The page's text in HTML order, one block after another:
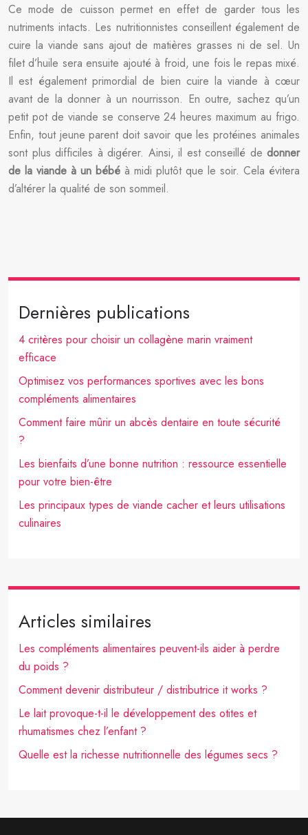
Ce mode de cuisson permet en effet de garder tous les
nutriments intacts. Les nutritionnistes conseillent également de
cuire la viande sans ajout de matières grasses ni de sel. Un
filet d’huile sera ensuite ajouté à froid, une fois le repas mixé.
Il est également primordial de bien cuire la viande à cœur
avant de la donner à un nourrisson. En outre, sachez qu’un
petit pot de viande se conserve 24 heures maximum au frigo.
Enfin, tout jeune parent doit savoir que les protéines animales
sont plus difficiles à digérer. Ainsi, il est conseillé de donner
de la viande à un bébé à midi plutôt que le soir. Cela évitera
d’altérer la qualité de son sommeil.
Dernières publications
4 critères pour choisir un collagène marin vraiment
efficace
Optimisez vos performances sportives avec les bons
compléments alimentaires
Comment faire mûrir un abcès dentaire en toute sécurité
?
Les bienfaits d’une bonne nutrition : ressource essentielle
pour votre bien-être
Les principaux types de viande cacher et leurs utilisations
culinaires
Articles similaires
Les compléments alimentaires peuvent-ils aider à perdre
du poids ?
Comment devenir distributeur / distributrice it works ?
Le lait provoque-t-il le développement des otites et
rhumatismes chez l’enfant ?
Quelle est la richesse nutritionnelle des légumes secs ?